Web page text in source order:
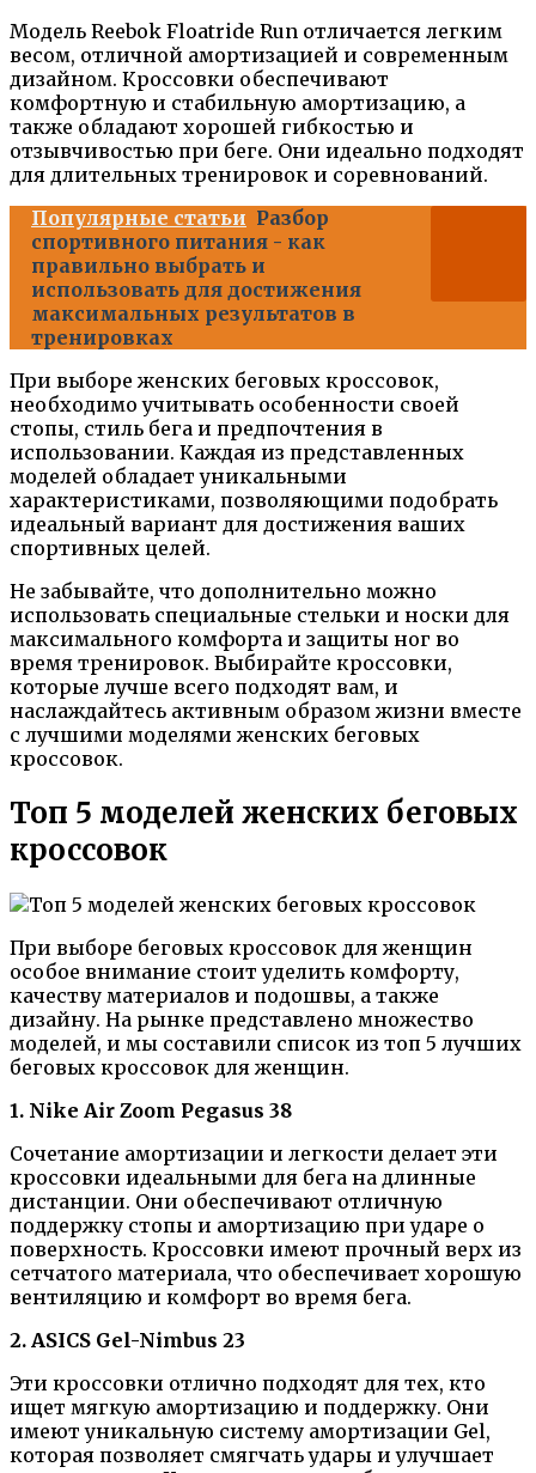
Модель Reebok Floatride Run отличается легким
весом, отличной амортизацией и современным
дизайном. Кроссовки обеспечивают
комфортную и стабильную амортизацию, а
также обладают хорошей гибкостью и
отзывчивостью при беге. Они идеально подходят
для длительных тренировок и соревнований.
Популярные статьи Разбор
спортивного питания - как
правильно выбрать и
использовать для достижения
максимальных результатов в
тренировках
При выборе женских беговых кроссовок,
необходимо учитывать особенности своей
стопы, стиль бега и предпочтения в
использовании. Каждая из представленных
моделей обладает уникальными
характеристиками, позволяющими подобрать
идеальный вариант для достижения ваших
спортивных целей.
Не забывайте, что дополнительно можно
использовать специальные стельки и носки для
максимального комфорта и защиты ног во
время тренировок. Выбирайте кроссовки,
которые лучше всего подходят вам, и
наслаждайтесь активным образом жизни вместе
с лучшими моделями женских беговых
кроссовок.
Топ 5 моделей женских беговых
кроссовок
При выборе беговых кроссовок для женщин
особое внимание стоит уделить комфорту,
качеству материалов и подошвы, а также
дизайну. На рынке представлено множество
моделей, и мы составили список из топ 5 лучших
беговых кроссовок для женщин.
1. Nike Air Zoom Pegasus 38
Сочетание амортизации и легкости делает эти
кроссовки идеальными для бега на длинные
дистанции. Они обеспечивают отличную
поддержку стопы и амортизацию при ударе о
поверхность. Кроссовки имеют прочный верх из
сетчатого материала, что обеспечивает хорошую
вентиляцию и комфорт во время бега.
2. ASICS Gel-Nimbus 23
Эти кроссовки отлично подходят для тех, кто
ищет мягкую амортизацию и поддержку. Они
имеют уникальную систему амортизации Gel,
которая позволяет смягчать удары и улучшает